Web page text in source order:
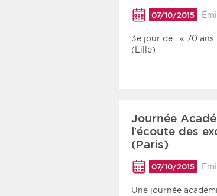
07/10/2015
3e jour de : « 70
(Lille)
Journée
l’écoute des
(Paris)
07/10/2015
Une journée